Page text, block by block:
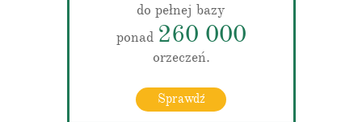
do pełnej bazy
ponad 260 000
orzeczeń.
Sprawdź